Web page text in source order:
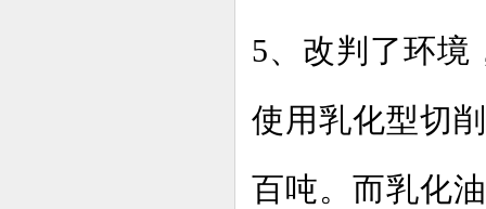
5、改判了环境
使用乳化型切
百吨。而乳化